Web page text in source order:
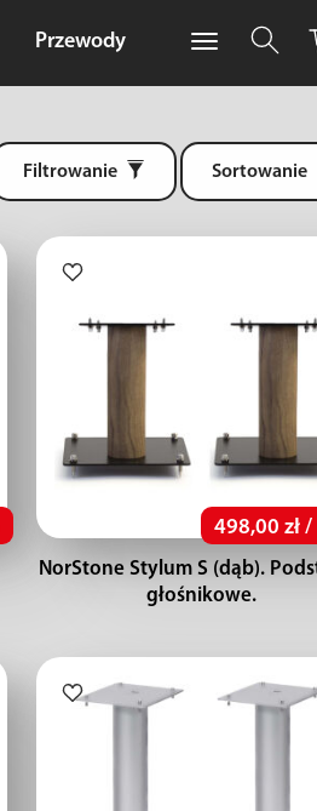
Przewody
Filtrowanie Sortowanie
498,00 zł
NorStone Stylum S (dąb).
głośnikowe.